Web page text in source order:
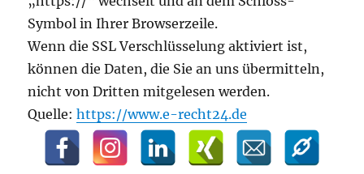
Symbol in Ihrer Browserzeile.
Wenn die SSL Verschlüsselung aktiviert ist,
können die Daten, die Sie an uns übermitteln,
nicht von Dritten mitgelesen werden.
Quelle:https://www.e-recht24.de